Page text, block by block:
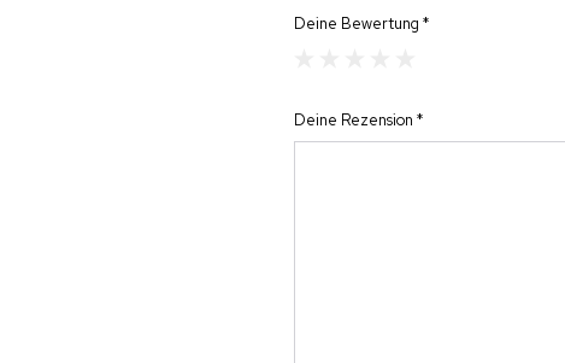
Deine Bewertung*
Deine Rezension*